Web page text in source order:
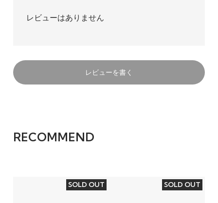
レビューはありません
レビューを書く
RECOMMEND
SOLD OUT SOLD OUT